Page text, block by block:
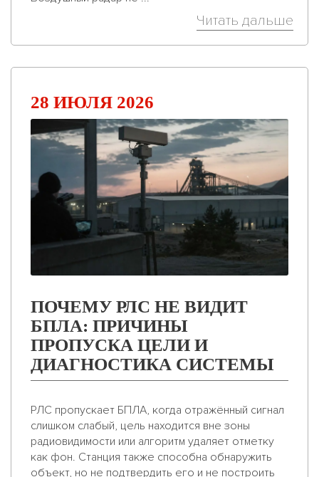
Читать дальше
28 ИЮЛЯ 2026
ПОЧЕМУ РЛС НЕ ВИДИТ
БПЛА: ПРИЧИНЫ
ПРОПУСКА ЦЕЛИ И
ДИАГНОСТИКА СИСТЕМЫ
РЛС пропускает БПЛА, когда отражённый сигнал
слишком слабый, цель находится вне зоны
радиовидимости или алгоритм удаляет отметку
как фон. Станция также способна обнаружить
объект, но не подтвердить его и не построить